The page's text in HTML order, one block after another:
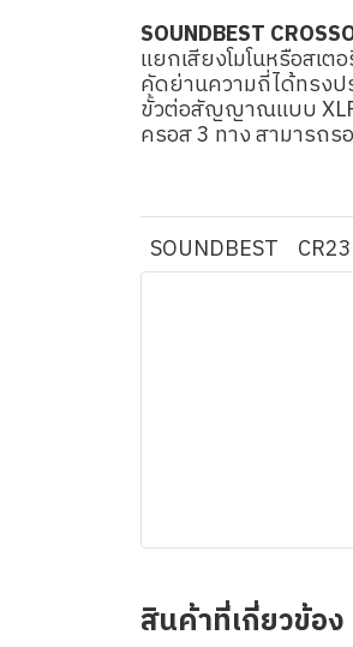
SOUNDBEST
แยกเสียงโมโนหรือสเต
คัดย่านความถี่ได้ทรง
ขั้วต่อสัญญาณแบบ
ครอส 3 ทาง สามารถ
SOUNDBEST
สินค้าที่เกี่ยวข้อง